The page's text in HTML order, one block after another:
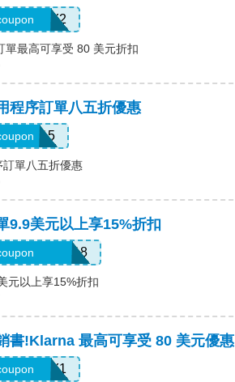
單最高可享受 80 美元折扣
程序訂單八五折優惠
APP15
單八五折優惠
9.9美元以上享15%折扣
元以上享15%折扣
書!Klarna 最高可享受 80 美元優惠